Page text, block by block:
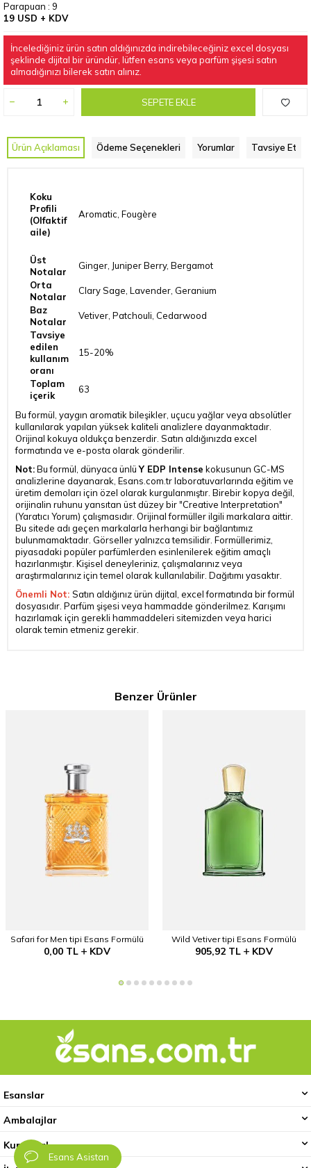
Esans Asistan
Parapuan : 9
19 USD + KDV
İncelediğiniz ürün satın aldığınızda indirebileceğiniz excel dosyası
şeklinde dijital bir üründür, lütfen esans veya parfüm şişesi satın
almadığınızı bilerek satın alınız.
SEPETE EKLE
Ürün Açıklaması Ödeme Seçenekleri Yorumlar Tavsiye Et
Koku
Profili
(Olfaktif
aile)
Aromatic, Fougère
Üst
Notalar
Ginger, Juniper Berry, Bergamot
Orta
Notalar
Clary Sage, Lavender, Geranium
Baz
Notalar
Vetiver, Patchouli, Cedarwood
Tavsiye
edilen
kullanım
oranı
15-20%
Toplam
içerik
63
Bu formül, yaygın aromatik bileşikler, uçucu yağlar veya absolütler
kullanılarak yapılan yüksek kaliteli analizlere dayanmaktadır.
Orijinal kokuya oldukça benzerdir. Satın aldığınızda excel
formatında ve e-posta olarak gönderilir.
Not:Bu formül, dünyaca ünlüY EDP Intense kokusunun GC-MS
analizlerine dayanarak, Esans.com.tr laboratuvarlarında eğitim ve
üretim demoları için özel olarak kurgulanmıştır. Birebir kopya değil,
orijinalin ruhunu yansıtan üst düzey bir "Creative Interpretation"
(Yaratıcı Yorum) çalışmasıdır. Orijinal formüller ilgili markalara aittir.
Bu sitede adı geçen markalarla herhangi bir bağlantımız
bulunmamaktadır. Görseller yalnızca temsilidir. Formüllerimiz,
piyasadaki popüler parfümlerden esinlenilerek eğitim amaçlı
hazırlanmıştır. Kişisel deneyleriniz, çalışmalarınız veya
araştırmalarınız için temel olarak kullanılabilir. Dağıtımı yasaktır.
Önemli Not: Satın aldığınız ürün dijital, excel formatında bir formül
dosyasıdır. Parfüm şişesi veya hammadde gönderilmez. Karışımı
hazırlamak için gerekli hammaddeleri sitemizden veya harici
olarak temin etmeniz gerekir.
Benzer Ürünler
Safari for Men tipi Esans Formülü
0,00TL KDV
Wild Vetiver tipi Esans Formülü
905,92 TL KDV
Esanslar
Ambalajlar
Kurumsal